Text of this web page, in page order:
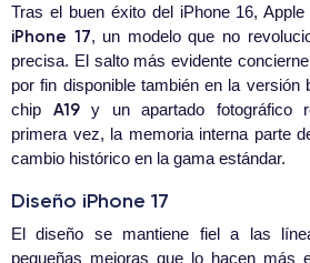
Tras el buen éxito del iPhone 16,
iPhone 17, un modelo que no
precisa. El salto más evidente
por fin disponible también en la versión
chip A19y un apartado fotográfico
primera vez, la memoria interna parte
cambio histórico en la gama estándar.
Diseño iPhone 17
El diseño se mantiene fiel a las
pequeñas mejoras que lo hacen más